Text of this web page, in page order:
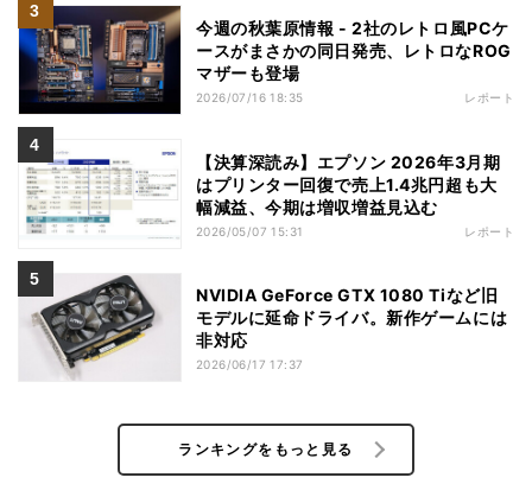
今週の秋葉原情報 - 2社のレトロ風PCケ
ースがまさかの同日発売、レトロなROG
マザーも登場
2026/07/16 18:35 レポート
【決算深読み】エプソン 2026年3月期
はプリンター回復で売上1.4兆円超も大
幅減益、今期は増収増益見込む
2026/05/07 15:31 レポート
NVIDIA GeForce GTX 1080 Tiなど旧
モデルに延命ドライバ。新作ゲームには
非対応
2026/06/17 17:37
ランキングをもっと見る